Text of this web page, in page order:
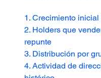
1. Crecimiento
2. Holders que
repunte
3. Distribución por
4. Actividad de